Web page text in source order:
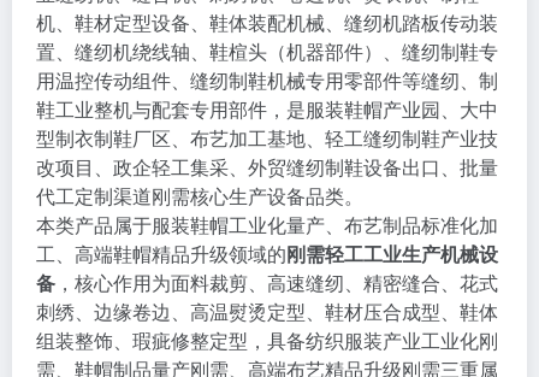
机、鞋材定型设备、鞋体装配机械、缝纫机踏板传动装
置、缝纫机绕线轴、鞋楦头（机器部件）、缝纫制鞋专
用温控传动组件、缝纫制鞋机械专用零部件等缝纫、制
鞋工业整机与配套专用部件，是服装鞋帽产业园、大中
型制衣制鞋厂区、布艺加工基地、轻工缝纫制鞋产业技
改项目、政企轻工集采、外贸缝纫制鞋设备出口、批量
代工定制渠道刚需核心生产设备品类。
本类产品属于服装鞋帽工业化量产、布艺制品标准化加
工、高端鞋帽精品升级领域的刚需轻工工业生产机械设
备 ，核心作用为面料裁剪、高速缝纫、精密缝合、花式
刺绣、边缘卷边、高温熨烫定型、鞋材压合成型、鞋体
组装整饰、瑕疵修整定型，具备纺织服装产业工业化刚
需、鞋帽制品量产刚需、高端布艺精品升级刚需三重属